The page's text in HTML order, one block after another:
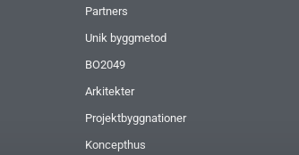
Partners
Unik byggmetod
BO2049
Arkitekter
Projektbyggnationer
Koncepthus